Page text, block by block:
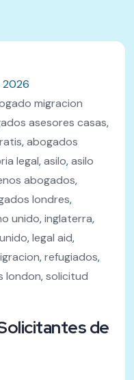
2026
migracion
asesores casas,
,abogados
legal,asilo,asilo
abogados,
londres,
unido,inglaterra,
,legal aid,
,refugiados,
london,solicitud
de